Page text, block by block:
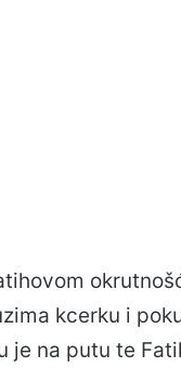
kcerku i
je na putu te